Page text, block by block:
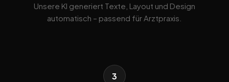
Unsere KI generiert Texte, Layout und Design
automatisch – passend für Arztpraxis.
3